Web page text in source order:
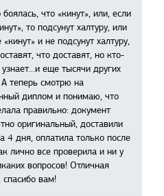
что «кинут», или, если
то подсунут халтуру, или
«кинут» и не подсунут халтуру,
что доставят, но кто-
еще тысячи других
теперь смотрю на
диплом и понимаю, что
правильно: документ
оригинальный, доставили
4 дня, оплатила только после
лично все проверила и ни у
вопросов! Отличная
спасибо вам!